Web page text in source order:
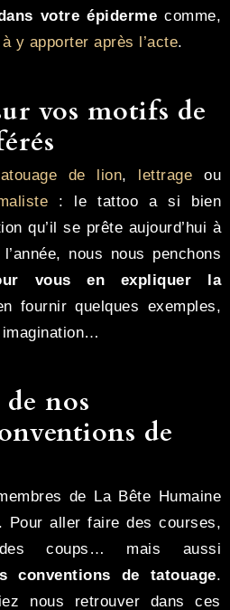
votre épiderme comme,
y apporter après l’acte.
vos motifs de
de lion, lettrage ou
: le tattoo a si bien
qu’il se prête aujourd’hui à
nous nous penchons
vous en expliquer la
fournir quelques exemples,
nos
de
de La Bête Humaine
Pour aller faire des courses,
coups… mais aussi
conventions de tatouage.
nous retrouver dans ces